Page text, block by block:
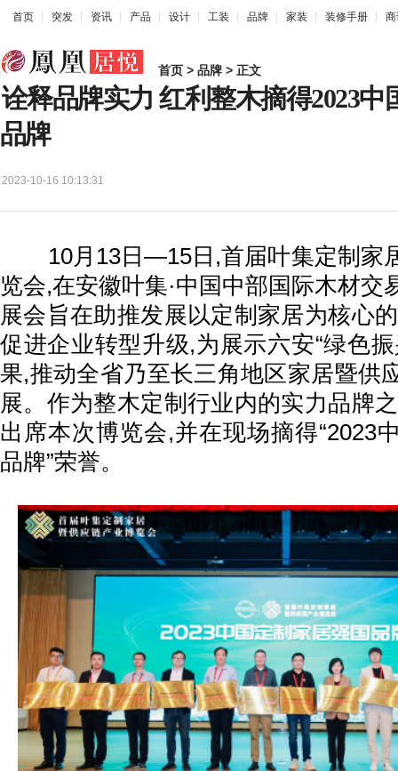
首页 突发 资讯 产品 设计 工装 品牌 家装 装修手册
首页 > 品牌 > 正文
诠释品牌实力 红利整木摘得2023中
品牌
2023-10-16 10:13:31
10月13日—15日,首届叶集定制家
览会,在安徽叶集·中国中部国际木材交
展会旨在助推发展以定制家居为核心
促进企业转型升级,为展示六安“绿色
果,推动全省乃至长三角地区家居暨供
展。作为整木定制行业内的实力品牌
出席本次博览会,并在现场摘得“2023
品牌”荣誉。